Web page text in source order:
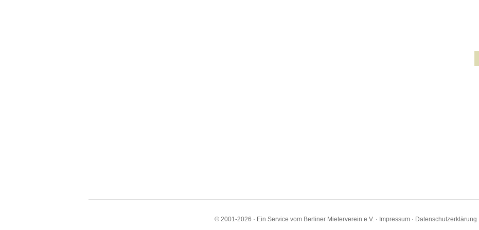
© 2001-2026 · Ein Service vom Berliner Mieterverein e.V. · Impressum · Datenschutzerklärung